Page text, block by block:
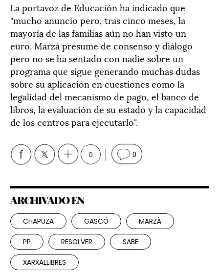
La portavoz de Educación ha indicado que
"mucho anuncio pero, tras cinco meses, la
mayoría de las familias aún no han visto un
euro. Marzá presume de consenso y diálogo
pero no se ha sentado con nadie sobre un
programa que sigue generando muchas dudas
sobre su aplicación en cuestiones como la
legalidad del mecanismo de pago, el banco de
libros, la evaluación de su estado y la capacidad
de los centros para ejecutarlo".
0 0
ARCHIVADO EN
CHAPUZA GASCÓ MARZÀ
PP RESOLVER SABE
XARXALLIBRES